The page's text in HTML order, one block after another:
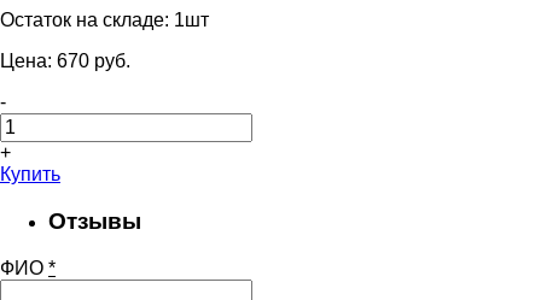
Остаток на складе: 1шт
Цена: 670 pуб.
-
+
Купить
Отзывы
ФИО *